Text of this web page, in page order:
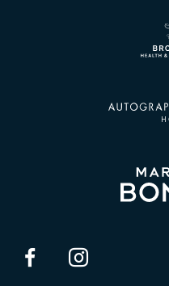
Besuchen Sie
Besuchen